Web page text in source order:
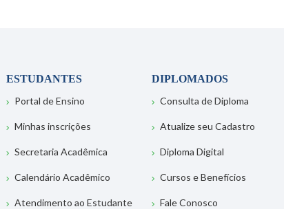
ESTUDANTES
Portal de Ensino
Minhas inscrições
Secretaria Acadêmica
Calendário Acadêmico
Atendimento ao Estudante
DIPLOMADOS
Consulta de Diploma
Atualize seu Cadastro
Diploma Digital
Cursos e Benefícios
Fale Conosco